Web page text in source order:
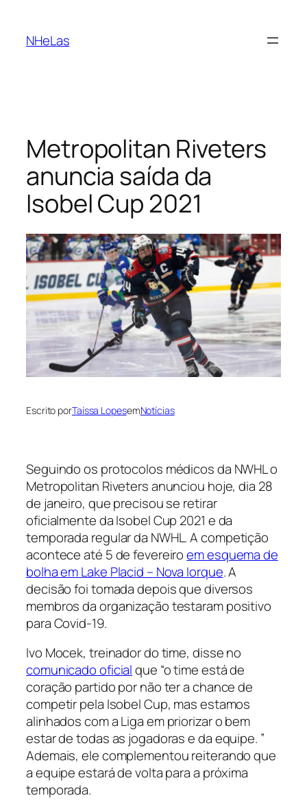
NHeLas
Metropolitan Riveters
anuncia saída da
Isobel Cup 2021
Escrito porTaíssa LopesemNotícias
Seguindo os protocolos médicos da NWHL o
Metropolitan Riveters anunciou hoje, dia 28
de janeiro, que precisou se retirar
oficialmente da Isobel Cup 2021 e da
temporada regular da NWHL. A competição
acontece até 5 de fevereiroem esquema de
bolha em Lake Placid – Nova Iorque. A
decisão foi tomada depois que diversos
membros da organização testaram positivo
para Covid-19.
Ivo Mocek, treinador do time, disse no
comunicado oficialque “o time está de
coração partido por não ter a chance de
competir pela Isobel Cup, mas estamos
alinhados com a Liga em priorizar o bem
estar de todas as jogadoras e da equipe. ”
Ademais, ele complementou reiterando que
a equipe estará de volta para a próxima
temporada.